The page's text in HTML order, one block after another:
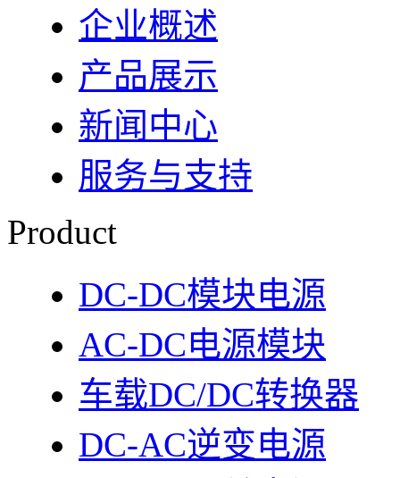
企业概述
产品展示
新闻中心
服务与支持
Product
DC-DC模块电源
AC-DC电源模块
车载DC/DC转换器
DC-AC逆变电源